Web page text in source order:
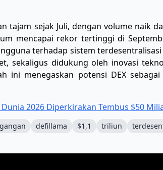
tajam sejak Juli, dengan volume naik
mencapai rekor tertinggi di
terhadap sistem
sekaligus didukung oleh inovasi
ini menegaskan potensi DEX
2026 Diperkirakan Tembus $50
defillama $1,1 triliun